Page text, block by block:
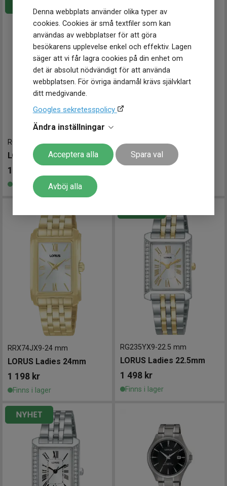
Denna webbplats använder olika typer av
cookies. Cookies är små textfiler som kan
användas av webbplatser för att göra
besökarens upplevelse enkel och effektiv. Lagen
säger att vi får lagra cookies på din enhet om
det är absolut nödvändigt för att använda
webbplatsen. För övriga ändamål krävs självklart
ditt medgivande.
Googles sekretesspolicy
Ändra inställningar
Acceptera alla Spara val
Avböj alla
RG216YX9-26.5 mm
LORUS Ladies 26.5mm
1 098
Finns i lager
RRX73JX9-24 mm
LORUS Ladies 24mm
RRX74JX9-24 mm
LORUS Ladies 24mm
1 198 kr
Finns i lager
RG235YX9-22.5 mm
LORUS Ladies 22.5mm
1 498 kr
Finns i lager